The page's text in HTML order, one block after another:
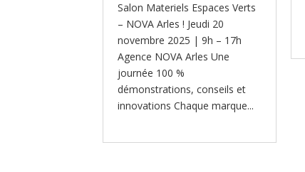
Salon Materiels Espaces Verts
– NOVA Arles ! Jeudi 20
novembre 2025 | 9h – 17h
Agence NOVA Arles Une
journée 100 %
démonstrations, conseils et
innovations Chaque marque...